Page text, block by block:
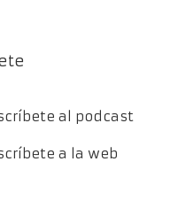
al podcast
a la web